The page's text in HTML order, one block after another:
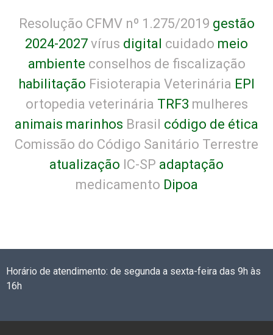
Resolução CFMV nº 1.275/2019 gestão
2024-2027 vírus digital cuidado meio
ambiente conselhos de fiscalização
habilitação Fisioterapia Veterinária EPI
ortopedia veterinária TRF3 mulheres
animais marinhos Brasil código de ética
Comissão do Código Sanitário Terrestre
atualização IC-SP adaptação
medicamento Dipoa
Horário de atendimento: de segunda a sexta-feira das 9h às
16h